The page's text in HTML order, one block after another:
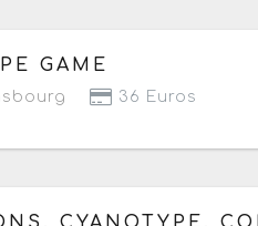
20hGAME
36 Euros
date le samedi 8